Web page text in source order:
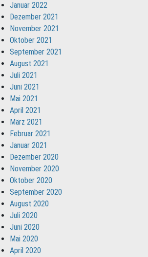
Januar 2022
Dezember 2021
November 2021
Oktober 2021
September 2021
August 2021
Juli 2021
Juni 2021
Mai 2021
April 2021
März 2021
Februar 2021
Januar 2021
Dezember 2020
November 2020
Oktober 2020
September 2020
August 2020
Juli 2020
Juni 2020
Mai 2020
April 2020